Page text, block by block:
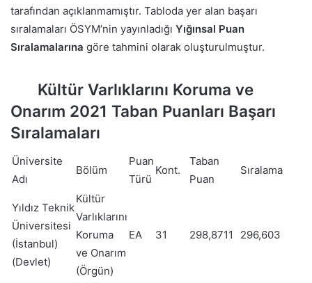
tarafından açıklanmamıştır. Tabloda yer alan başarı
sıralamaları ÖSYM’nin yayınladığı Yığınsal Puan
Sıralamalarına göre tahmini olarak oluşturulmuştur.
Kültür Varlıklarını Koruma ve
Onarım 2021 Taban Puanları Başarı
Sıralamaları
Üniversite
Adı
Bölüm
Puan
Türü
Kont.
Taban
Puan
Sıralama
Yıldız Teknik
Üniversitesi
(İstanbul)
(Devlet)
Kültür
Varlıklarını
Koruma
ve Onarım
(Örgün)
EA 31 298,8711 296,603